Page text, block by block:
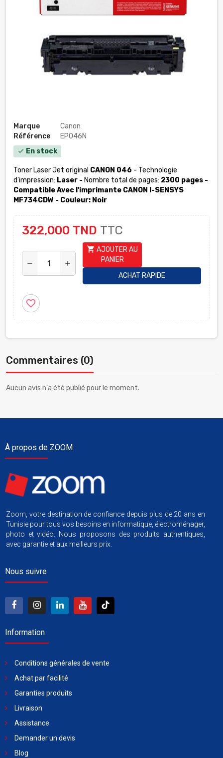
Marque
Canon
Référence
EP046N
check En stock
Toner Laser Jet original CANON 046 - Technologie
d'impression: Laser - Nombre total de pages: 2300 pages -
Compatible Avec l'imprimante CANON I-SENSYS
MF734CDW - Couleur: Noir
322,000 TND TTC
remove add
shopping_cart AJOUTER AU
PANIER
ACHAT RAPIDE
favorite_border
Commentaires (0)
Aucun avis n'a été publié pour le moment.
À propos de ZOOM
Zoom, votre destination de confiance depuis plus de 20 ans en
Tunisie pour tous vos besoins en informatique, électroménager,
photo et vidéo. Nous proposons des produits authentiques,
avec garantie et aux meilleurs prix.
Nous suivre
Information
Conditions générales de vente
Achat par facilité
Garanties produits
Livraison
Assistance
Demander un devis
Blog